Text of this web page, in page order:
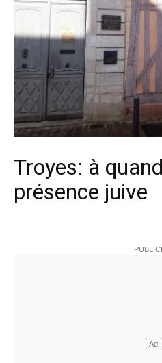
Troyes: à
présence juive